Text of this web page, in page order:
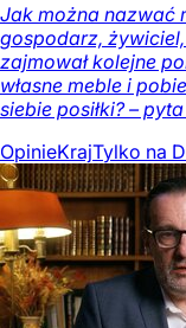
Jak można nazwać
gospodarz,
zajmował kolejne
własne meble i
siebie posiłki? –
OpinieKrajTylko na